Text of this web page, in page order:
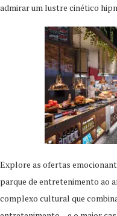
admirar um lustre cinético
Explore as ofertas
parque de entretenimento ao
complexo cultural que